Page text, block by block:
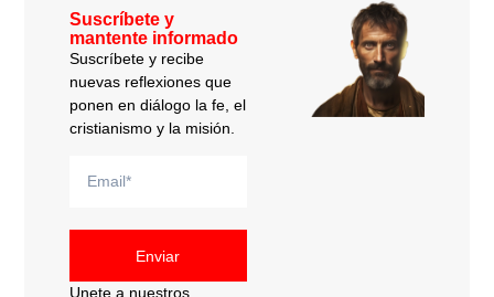
Suscríbete y
mantente informado
Suscríbete y recibe
nuevas reflexiones que
ponen en diálogo la fe, el
cristianismo y la misión.
Enviar
Unete a nuestros